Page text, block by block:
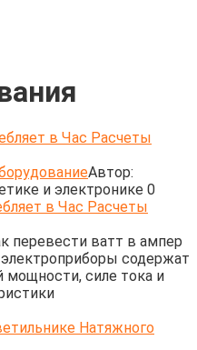
в Час Расчеты
Автор:
и электронике 0
перевести ватт в ампер
содержат
силе тока и
Натяжного